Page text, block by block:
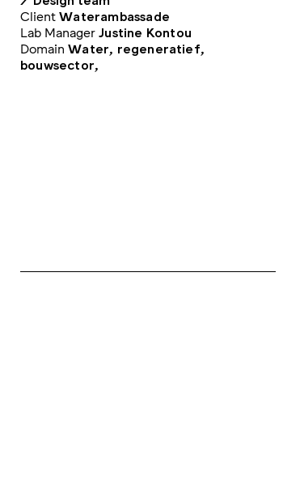
Client Waterambassade
Lab Manager Justine Kontou
Domain Water, regeneratief,
bouwsector,